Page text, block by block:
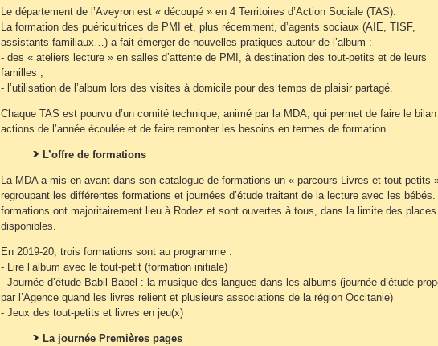
Le département de l’Aveyron est « découpé » en 4 Territoires d’Action Sociale (TAS).
La formation des puéricultrices de PMI et, plus récemment, d’agents sociaux (AIE, TISF,
assistants familiaux…) a fait émerger de nouvelles pratiques autour de l’album :
- des « ateliers lecture » en salles d’attente de PMI, à destination des tout-petits et de leurs
familles ;
- l’utilisation de l’album lors des visites à domicile pour des temps de plaisir partagé.
Chaque TAS est pourvu d’un comité technique, animé par la MDA, qui permet de faire le
actions de l’année écoulée et de faire remonter les besoins en termes de formation.
L’offre de formations
La MDA a mis en avant dans son catalogue de formations un « parcours Livres et tout-petits
regroupant les différentes formations et journées d’étude traitant de la lecture avec les bébés.
formations ont majoritairement lieu à Rodez et sont ouvertes à tous, dans la limite des places
disponibles.
En 2019-20, trois formations sont au programme :
- Lire l’album avec le tout-petit (formation initiale)
- Journée d’étude Babil Babel : la musique des langues dans les albums (journée d’étude
par l’Agence quand les livres relient et plusieurs associations de la région Occitanie)
- Jeux des tout-petits et livres en jeu(x)
La journée Premières pages